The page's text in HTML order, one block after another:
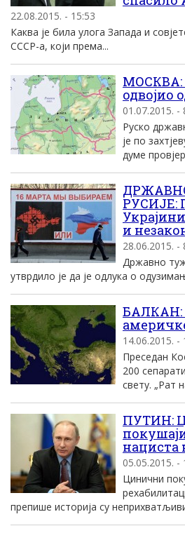
22.08.2015. - 15:53
Каква је била улога Запада и
СССР-а, који према...
МОСКВА:
одвојио
01.07.2015. -
Руско
је по
думе
РУСИЈЕ:
и
28.06.2015. -
Државно
утврдило је да је одлука о
БАЛКАН:
14.06.2015. -
Преседан
200
свету. „Рат
ПУТИН:
нациста
05.05.2015. -
Цинични
препише историја су